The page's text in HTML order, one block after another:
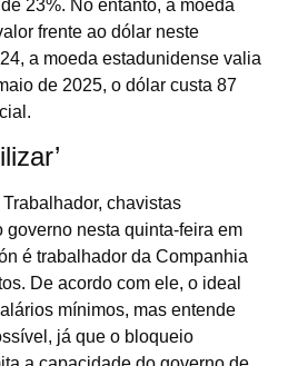
23%. No entanto, a moeda
frente ao dólar neste
a moeda estadunidense valia
de 2025, o dólar custa 87
chavistas
governo nesta quinta-feira em
é trabalhador da Companhia
De acordo com ele, o ideal
mínimos, mas entende
já que o bloqueio